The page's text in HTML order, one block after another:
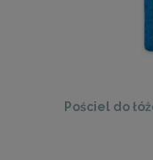
Pościel do